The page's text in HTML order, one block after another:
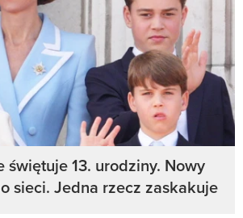
świętuje 13. urodziny. Nowy
sieci. Jedna rzecz zaskakuje